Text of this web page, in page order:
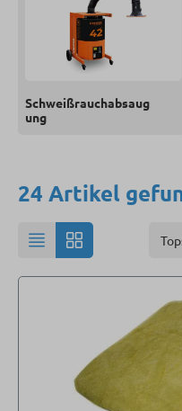
Schweißrauchabsaug
ung
24 Artikel